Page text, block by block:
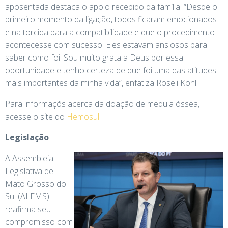
aposentada destaca o apoio recebido da família. “Desde o
primeiro momento da ligação, todos ficaram emocionados
e na torcida para a compatibilidade e que o procedimento
acontecesse com sucesso. Eles estavam ansiosos para
saber como foi. Sou muito grata a Deus por essa
oportunidade e tenho certeza de que foi uma das atitudes
mais importantes da minha vida”, enfatiza Roseli Kohl.
Para informaçõs acerca da doação de medula óssea,
acesse o site do Hemosul.
Legislação
A Assembleia
Legislativa de
Mato Grosso do
Sul (ALEMS)
reafirma seu
compromisso com